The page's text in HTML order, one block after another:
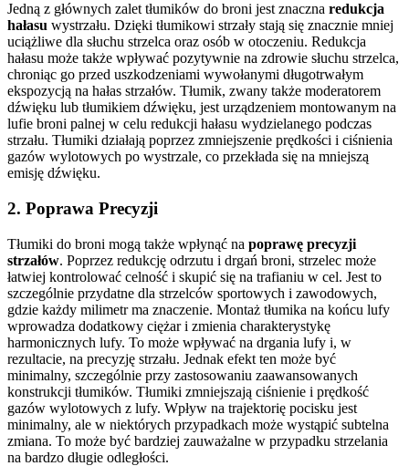
Jedną z głównych zalet tłumików do broni jest znaczna redukcja
hałasu wystrzału. Dzięki tłumikowi strzały stają się znacznie mniej
uciążliwe dla słuchu strzelca oraz osób w otoczeniu. Redukcja
hałasu może także wpływać pozytywnie na zdrowie słuchu strzelca,
chroniąc go przed uszkodzeniami wywołanymi długotrwałym
ekspozycją na hałas strzałów. Tłumik, zwany także moderatorem
dźwięku lub tłumikiem dźwięku, jest urządzeniem montowanym na
lufie broni palnej w celu redukcji hałasu wydzielanego podczas
strzału. Tłumiki działają poprzez zmniejszenie prędkości i ciśnienia
gazów wylotowych po wystrzale, co przekłada się na mniejszą
emisję dźwięku.
2. Poprawa Precyzji
Tłumiki do broni mogą także wpłynąć na poprawę precyzji
strzałów. Poprzez redukcję odrzutu i drgań broni, strzelec może
łatwiej kontrolować celność i skupić się na trafianiu w cel. Jest to
szczególnie przydatne dla strzelców sportowych i zawodowych,
gdzie każdy milimetr ma znaczenie. Montaż tłumika na końcu lufy
wprowadza dodatkowy ciężar i zmienia charakterystykę
harmonicznych lufy. To może wpływać na drgania lufy i, w
rezultacie, na precyzję strzału. Jednak efekt ten może być
minimalny, szczególnie przy zastosowaniu zaawansowanych
konstrukcji tłumików. Tłumiki zmniejszają ciśnienie i prędkość
gazów wylotowych z lufy. Wpływ na trajektorię pocisku jest
minimalny, ale w niektórych przypadkach może wystąpić subtelna
zmiana. To może być bardziej zauważalne w przypadku strzelania
na bardzo długie odległości.